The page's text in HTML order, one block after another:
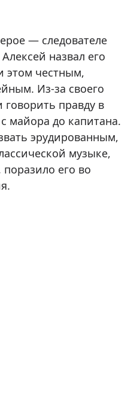
— следователе
назвал его
этом честным,
Из-за своего
правду в
майора до капитана.
эрудированным,
музыке,
его во